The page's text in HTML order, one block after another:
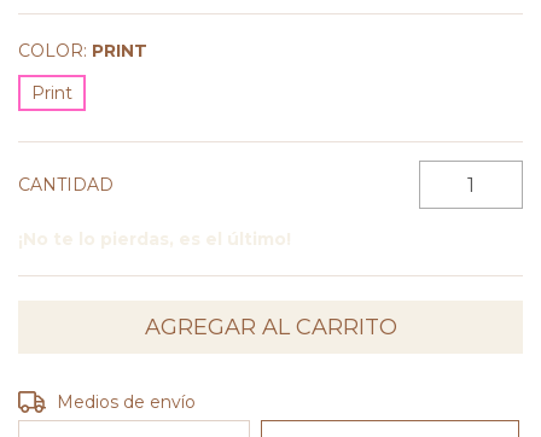
COLOR: PRINT
Print
CANTIDAD
¡No te lo pierdas, es el último!
Entregas para el CP:
Medios de envío